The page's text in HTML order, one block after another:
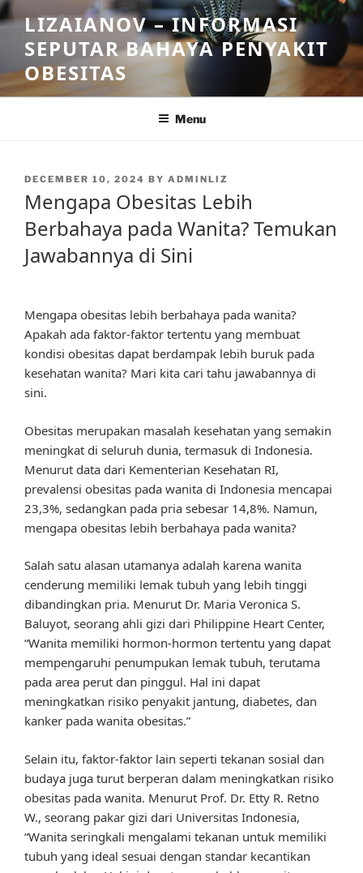
Skip
to
content
LIZAIANOV – INFORMASI
SEPUTAR BAHAYA PENYAKIT
OBESITAS
Menu
POSTED
DECEMBER 10, 2024 BY ADMINLIZ
Mengapa Obesitas Lebih
Berbahaya pada Wanita? Temukan
Jawabannya di Sini
Mengapa obesitas lebih berbahaya pada wanita?
Apakah ada faktor-faktor tertentu yang membuat
kondisi obesitas dapat berdampak lebih buruk pada
kesehatan wanita? Mari kita cari tahu jawabannya di
sini.
Obesitas merupakan masalah kesehatan yang semakin
meningkat di seluruh dunia, termasuk di Indonesia.
Menurut data dari Kementerian Kesehatan RI,
prevalensi obesitas pada wanita di Indonesia mencapai
23,3%, sedangkan pada pria sebesar 14,8%. Namun,
mengapa obesitas lebih berbahaya pada wanita?
Salah satu alasan utamanya adalah karena wanita
cenderung memiliki lemak tubuh yang lebih tinggi
dibandingkan pria. Menurut Dr. Maria Veronica S.
Baluyot, seorang ahli gizi dari Philippine Heart Center,
“Wanita memiliki hormon-hormon tertentu yang dapat
mempengaruhi penumpukan lemak tubuh, terutama
pada area perut dan pinggul. Hal ini dapat
meningkatkan risiko penyakit jantung, diabetes, dan
kanker pada wanita obesitas.”
Selain itu, faktor-faktor lain seperti tekanan sosial dan
budaya juga turut berperan dalam meningkatkan risiko
obesitas pada wanita. Menurut Prof. Dr. Etty R. Retno
W., seorang pakar gizi dari Universitas Indonesia,
“Wanita seringkali mengalami tekanan untuk memiliki
tubuh yang ideal sesuai dengan standar kecantikan